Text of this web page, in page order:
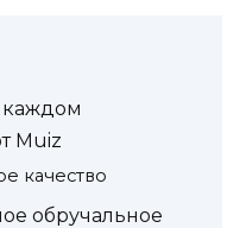
каждом
Muiz
качество
обручальное